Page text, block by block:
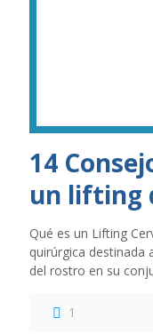
14
un lifting
Qué es un Lifting
quirúrgica destinada
del rostro en su
1